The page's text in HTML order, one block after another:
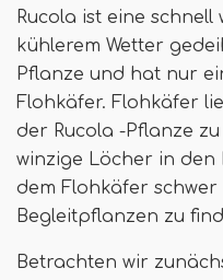
Rucola ist eine
kühlerem Wetter
Pflanze und hat nur
Flohkäfer. Flohkäfer
der Rucola -Pflanze
winzige Löcher in den
dem Flohkäfer schwer
Begleitpflanzen zu
Betrachten wir